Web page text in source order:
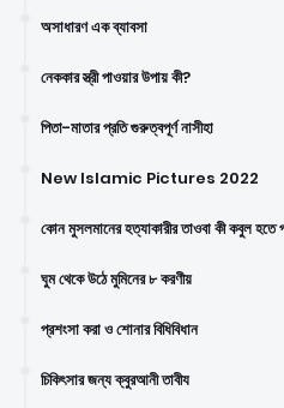
অসাধারণ এক ব্যাবসা
নেককার স্ত্রী পাওয়ার উপায় কী?
পিতা-মাতার প্রতি গুরুত্বপূর্ণ নাসীহা
New Islamic Pictures 2022
কোন মুসলমানের হত্যাকারীর তাওবা কী কবুল হতে
ঘুম থেকে উঠে মুমিনের ৮ করণীয়
প্রশংসা করা ও শোনার বিধিবিধান
চিকিৎসার জন্য ক্বুরআনী তাবীয